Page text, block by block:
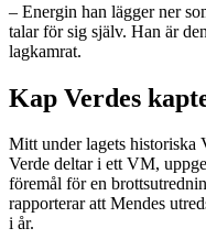
– Energin han lägger ner
talar för sig själv. Han är
lagkamrat.
Kap Verdes
Mitt under lagets historiska
Verde deltar i ett VM,
föremål för en
rapporterar att Mendes
i år.